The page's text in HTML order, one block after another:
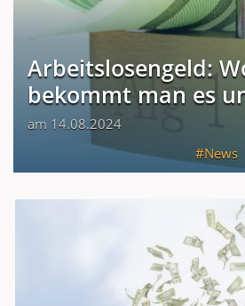
Arbeitslosengeld:
bekommt man es
am 14.08.2024
News